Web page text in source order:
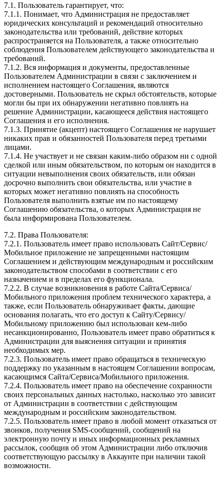
7.1. Пользователь гарантирует, что:
7.1.1. Понимает, что Администрация не предоставляет
юридических консультаций и рекомендаций относительно
законодательства или требований, действие которых
распространяется на Пользователя, а также относительно
соблюдения Пользователем действующего законодательства и
требований.
7.1.2. Вся информация и документы, предоставленные
Пользователем Администрации в связи с заключением и
исполнением настоящего Соглашения, являются
достоверными. Пользователь не скрыл обстоятельств, которые
могли бы при их обнаружении негативно повлиять на
решение Администрации, касающееся действия настоящего
Соглашения и его исполнения.
7.1.3. Принятие (акцепт) настоящего Соглашения не нарушает
никаких прав и обязанностей Пользователя перед третьими
лицами.
7.1.4. Не участвует и не связан каким-либо образом ни с одной
сделкой или иным обязательством, по которым он находится в
ситуации невыполнения своих обязательств, или обязан
досрочно выполнить свои обязательства, или участие в
которых может негативно повлиять на способность
Пользователя выполнить взятые им по настоящему
Соглашению обязательства, о которых Администрация не
была информирована Пользователем.
7.2. Права Пользователя:
7.2.1. Пользователь имеет право использовать Сайт/Сервис/
Мобильное приложение не запрещенными настоящим
Соглашением и действующим международным и российским
законодательством способами в соответствии с его
назначением и в пределах его функционала.
7.2.2. В случае возникновения в работе Сайта/Сервиса/
Мобильного приложения проблем технического характера, а
также, если Пользователь обнаруживает факты, дающие
основания полагать, что его доступ к Сайту/Сервису/
Мобильному приложению был использован кем-либо
несанкционированно, Пользователь имеет право обратиться к
Администрации для выяснения ситуации и принятия
необходимых мер.
7.2.3. Пользователь имеет право обращаться в техническую
поддержку по указанным в настоящем Соглашении вопросам,
касающимся Сайта/Сервиса/Мобильного приложения.
7.2.4. Пользователь имеет право на обеспечение сохранности
своих персональных данных настолько, насколько это зависит
от Администрации в соответствии с действующим
международным и российским законодательством.
7.2.5. Пользователь имеет право в любой момент отказаться от
звонков, получения SMS-сообщений, сообщений на
электронную почту и иных информационных рекламных
рассылок, сообщив об этом Администрации либо отключив
соответствующую рассылку в Аккаунте при наличии такой
возможности.